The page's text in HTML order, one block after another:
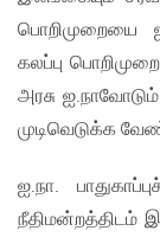
பொறிமுறையை
கலப்பு
அரசு
முடிவெடுக்க
ஐ.நா.
நீதிமன்றத்திடம்